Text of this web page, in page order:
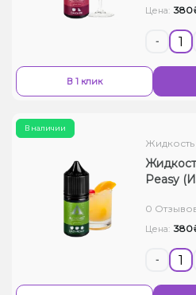
Цена:
-
В 1 клик
В наличии
Жидкость
Peasy
0
Цена:
-